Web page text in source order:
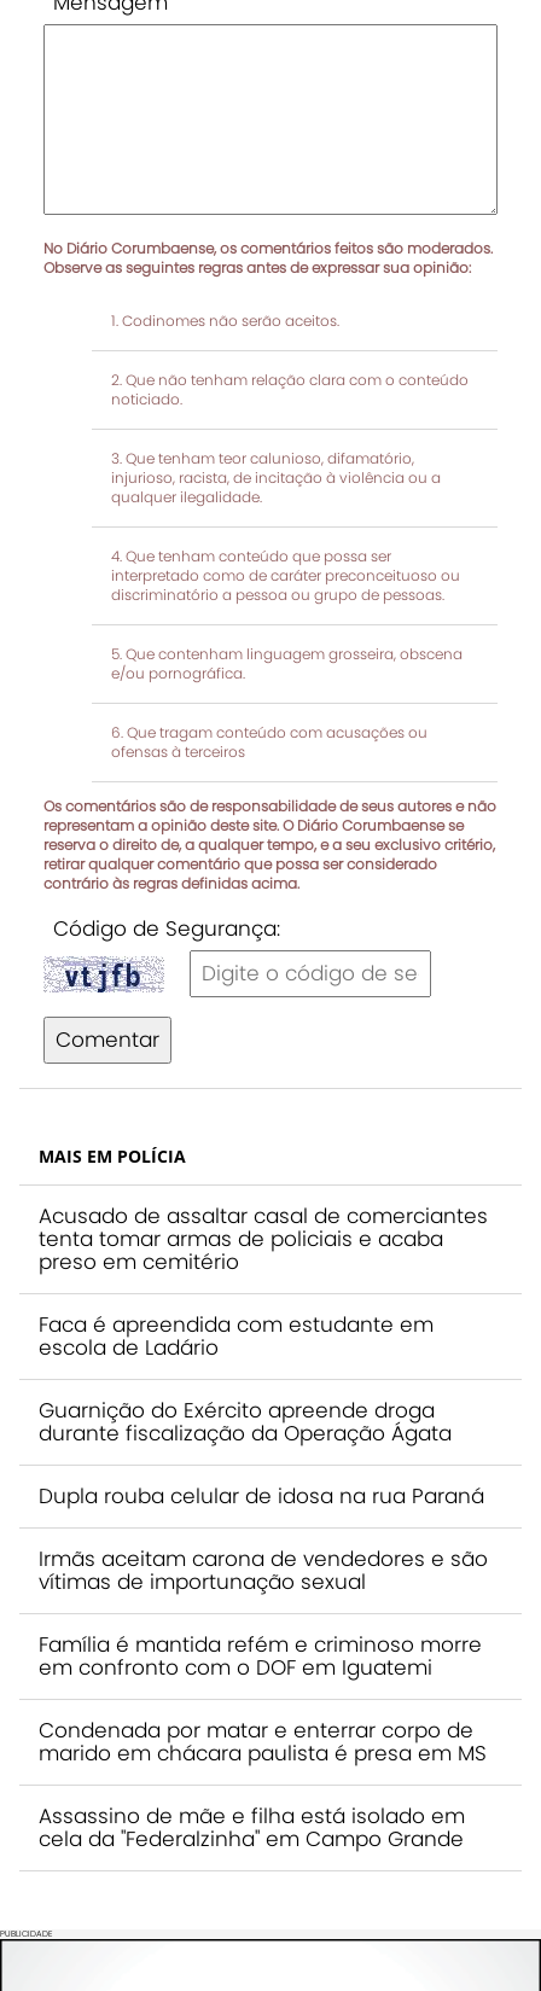
No Diário Corumbaense, os comentários feitos são moderados.
Observe as seguintes regras antes de expressar sua opinião:
Codinomes não serão aceitos.
Que não tenham relação clara com o conteúdo
noticiado.
Que tenham teor calunioso, difamatório,
injurioso, racista, de incitação à violência ou a
qualquer ilegalidade.
Que tenham conteúdo que possa ser
interpretado como de caráter preconceituoso ou
discriminatório a pessoa ou grupo de pessoas.
Que contenham linguagem grosseira, obscena
e/ou pornográfica.
Que tragam conteúdo com acusações ou
ofensas à terceiros
Os comentários são de responsabilidade de seus autores e não
representam a opinião deste site. O Diário Corumbaense se
reserva o direito de, a qualquer tempo, e a seu exclusivo critério,
retirar qualquer comentário que possa ser considerado
contrário às regras definidas acima.
Código de Segurança:
Comentar
MAIS EM POLÍCIA
Acusado de assaltar casal de comerciantes
tenta tomar armas de policiais e acaba
preso em cemitério
Faca é apreendida com estudante em
escola de Ladário
Guarnição do Exército apreende droga
durante fiscalização da Operação Ágata
Dupla rouba celular de idosa na rua Paraná
Irmãs aceitam carona de vendedores e são
vítimas de importunação sexual
Família é mantida refém e criminoso morre
em confronto com o DOF em Iguatemi
Condenada por matar e enterrar corpo de
marido em chácara paulista é presa em MS
Assassino de mãe e filha está isolado em
cela da "Federalzinha" em Campo Grande
PUBLICIDADE